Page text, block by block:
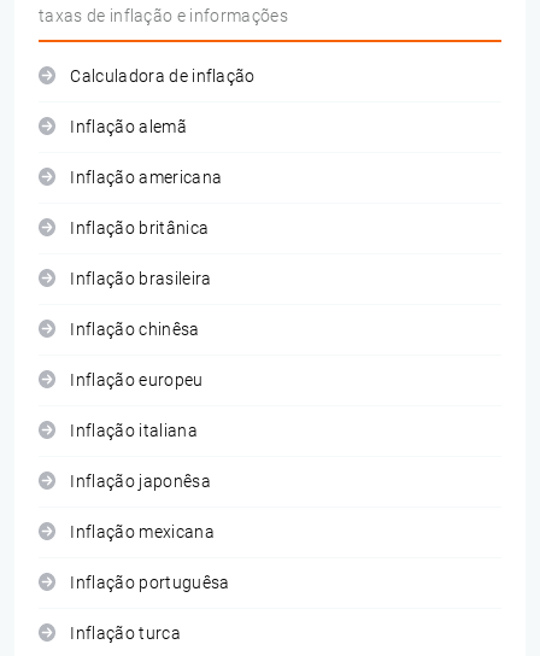
taxas de inflação e informações
Calculadora de inflação
Inflação alemã
Inflação americana
Inflação britânica
Inflação brasileira
Inflação chinêsa
Inflação europeu
Inflação italiana
Inflação japonêsa
Inflação mexicana
Inflação portuguêsa
Inflação turca